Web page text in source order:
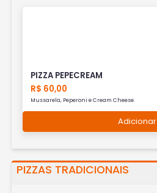
PIZZA PEPECREAM
R$ 60,00
Mussarela, Peperoni e Cream Cheese.
Adicionar
PIZZAS TRADICIONAIS